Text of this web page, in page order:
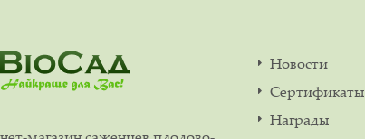
Новости
Сертификаты
Награды